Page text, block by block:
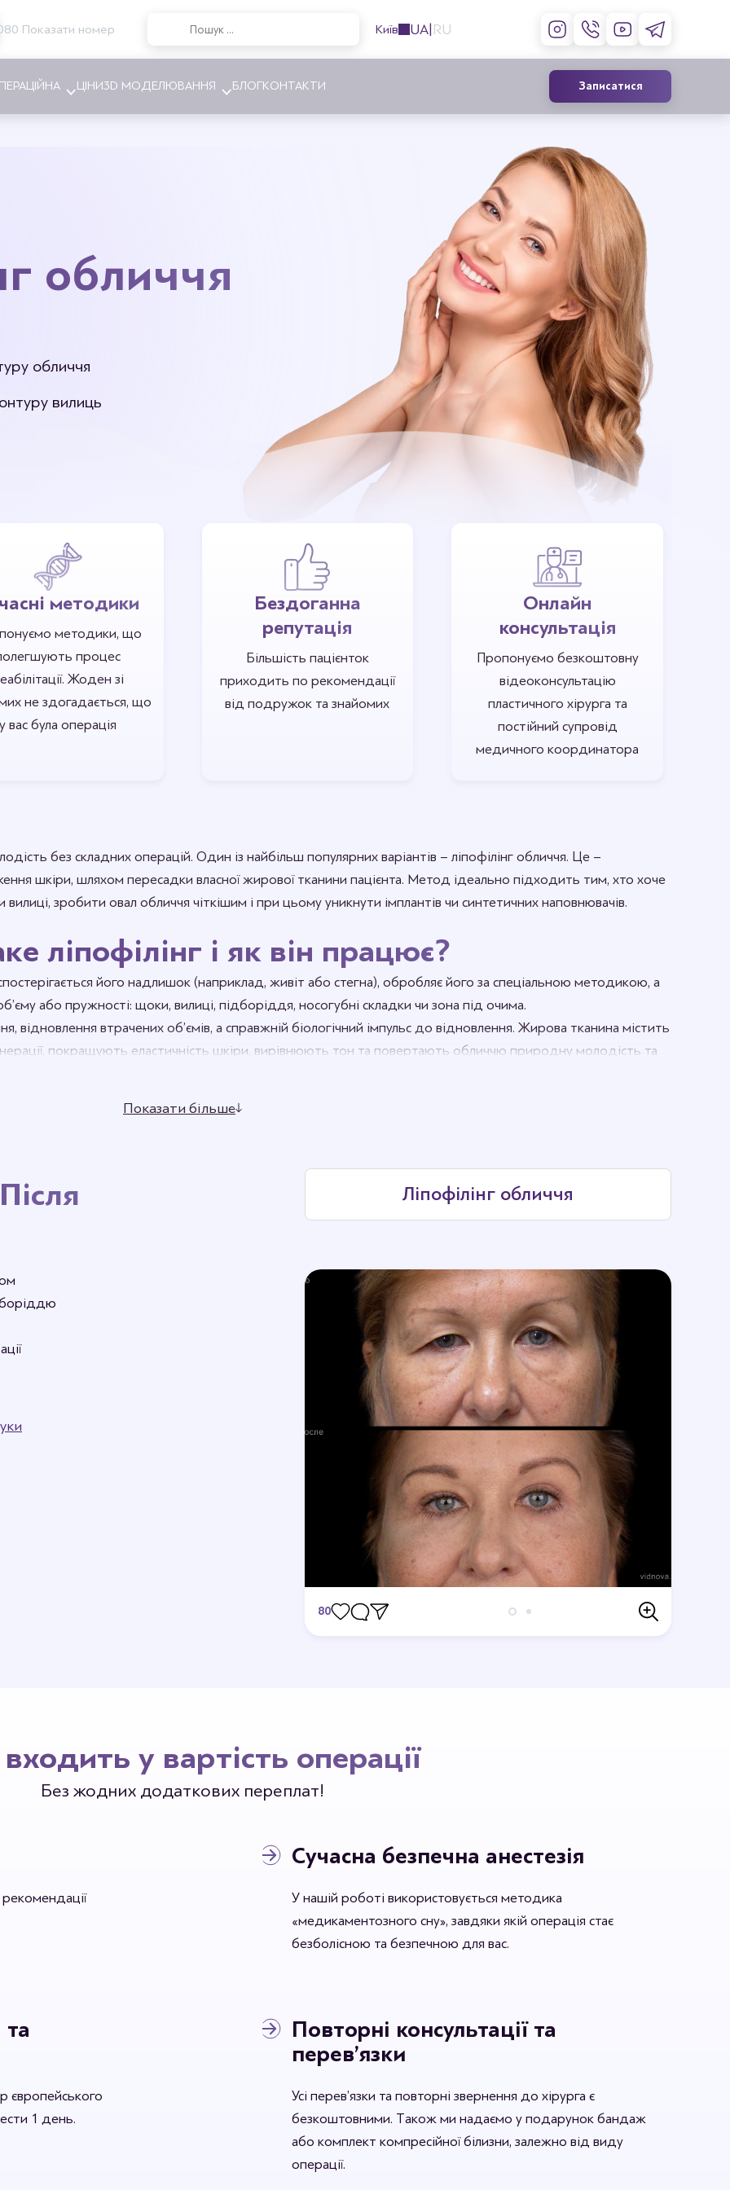
Показати номер Київ UA RU
асиметрії грудей
грудей
Пластика ніг
Контурна пластика обличчя
Інʼєкції ботоксу
Збільшення та корекція губ
Лікування гіпергідрозу
ЦІНИ3D МОДЕЛЮВАННЯ БЛОГКОНТАКТИ Записатися
обличчя
обличчя
вилиць
методики
методики, що
процес
Жоден зі
не здогадається, що
вас була операція
Бездоганна
репутація
Більшість пацієнток
приходить по рекомендації
від подружок та знайомих
Онлайн
консультація
Пропонуємо безкоштовну
відеоконсультацію
пластичного хірурга та
постійний супровід
медичного координатора
без складних операцій. Один із найбільш популярних варіантів – ліпофілінг обличчя. Це –
шкіри, шляхом пересадки власної жирової тканини пацієнта. Метод ідеально підходить тим, хто хоче
зробити овал обличчя чіткішим і при цьому уникнути імплантів чи синтетичних наповнювачів.
ліпофілінг і як він працює?
його надлишок (наприклад, живіт або стегна), обробляє його за спеціальною методикою, а
або пружності: щоки, вилиці, підборіддя, носогубні складки чи зона під очима.
відновлення втрачених об’ємів, а справжній біологічний імпульс до відновлення. Жирова тканина містить
покращують еластичність шкіри, вирівнюють тон та повертають обличчю природну молодість та
Показати більше
Ліпофілінг обличчя
80
у вартість операції
Без жодних додаткових переплат!
Сучасна безпечна анестезія
У нашій роботі використовується методика
«медикаментозного сну», завдяки якій операція стає
безболісною та безпечною для вас.
європейського
1 день.
Повторні консультації та
перев’язки
Усі перев’язки та повторні звернення до хірурга є
безкоштовними. Також ми надаємо у подарунок бандаж
або комплект компресійної білизни, залежно від виду
операції.